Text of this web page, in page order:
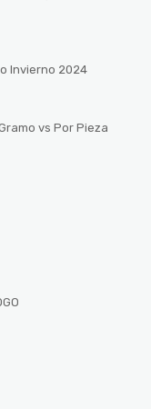
Invierno 2024
vs Por Pieza